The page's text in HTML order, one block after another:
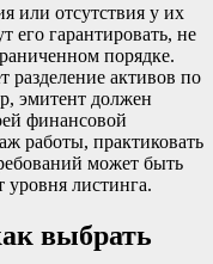
или отсутствия у их
его гарантировать, не
порядке.
разделение активов по
эмитент должен
финансовой
работы, практиковать
может быть
листинга.
выбрать